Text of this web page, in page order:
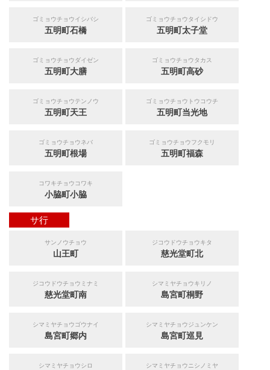
ゴミョウチョウイシバシ
五明町石橋
ゴミョウチョウタイシドウ
五明町太子堂
ゴミョウチョウダイゼン
五明町大膳
ゴミョウチョウタカス
五明町高砂
ゴミョウチョウテンノウ
五明町天王
ゴミョウチョウトウコウチ
五明町当光地
ゴミョウチョウネバ
五明町根場
ゴミョウチョウフクモリ
五明町福森
コワキチョウコワキ
小脇町小脇
サ行
サンノウチョウ
山王町
ジコウドウチョウキタ
慈光堂町北
ジコウドウチョウミナミ
慈光堂町南
シマミヤチョウキリノ
島宮町桐野
シマミヤチョウゴウナイ
島宮町郷内
シマミヤチョウジュンケン
島宮町巡見
シマミヤチョウシロ シマミヤチョウニシノミヤ